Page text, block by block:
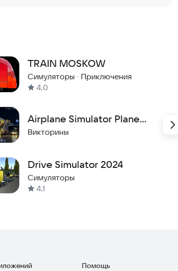
TRAIN MOSKOW
Симуляторы · Приключения
4,0
Airplane Simulator Plane
Games
Викторины
Drive Simulator 2024
Симуляторы
4,1
Помощь